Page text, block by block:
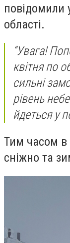
повідомили
області.
“Увага!
квітня по
сильні
рівень
йдеться у
Тим часом в
сніжно та